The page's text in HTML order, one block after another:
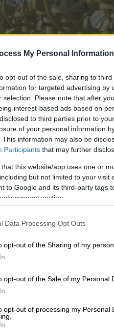
My Personal Information
opt-out of the sale, sharing to
for targeted advertising by
selection. Please note that after
interest-based ads based on
to third parties prior to
of your personal information
This information may also be
Participants that may further
that this website/app uses one or
but not limited to your
to Google and its third-party tags
consent section.
Data Processing Opt Outs
opt-out of the Sharing of my
opt-out of the Sale of my Personal
opt-out of processing my Personal
το ΕΘΝΟΣ στη Google
εταιρίας επέρριψε ο
Χατζηδάκης,
(σε Πελοπόννησο
για την επέκταση
διοίκηση παρέλαβε μια
ότι το
στη ΡΑΕ το
εντός 18μηνου.